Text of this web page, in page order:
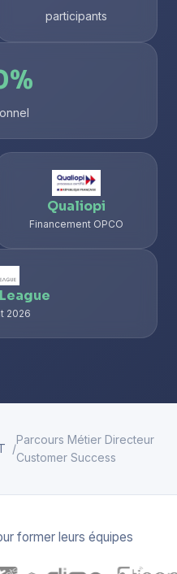
participants
Qualiopi
Financement OPCO
2026
Parcours Métier Directeur
Customer Success
former leurs équipes